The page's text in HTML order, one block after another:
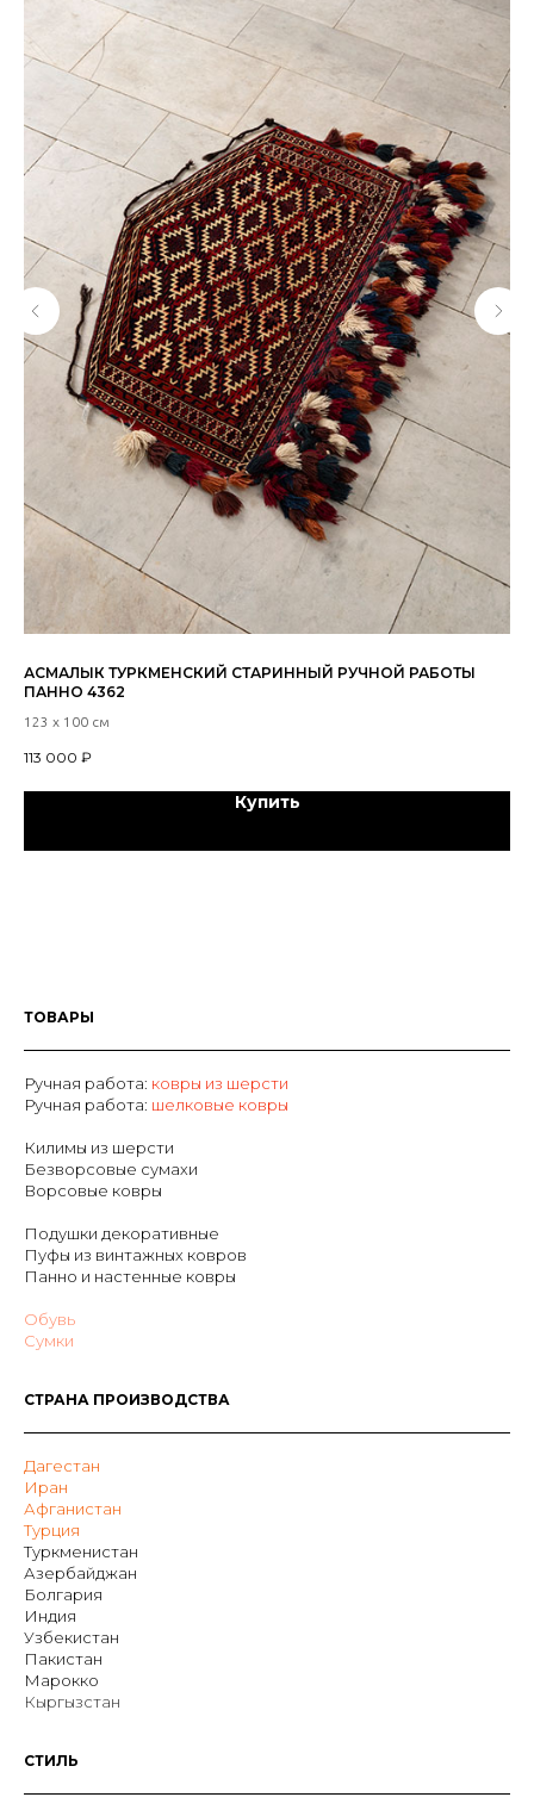
АСМАЛЫК ТУРКМЕНСКИЙ СТАРИННЫЙ РУЧНОЙ РАБОТЫ
ПАННО 4362
123 х 100 см
113 000 ₽
Купить
ТОВАРЫ
Ручная работа: ковры из шерсти
Ручная работа: шелковые ковры
Килимы из шерсти
Безворсовые сумахи
Ворсовые ковры
Подушки декоративные
Пуфы из винтажных ковров
Панно и настенные ковры
Обувь
Сумки
СТРАНА ПРОИЗВОДСТВА
Дагестан
Иран
Афганистан
Турция
Туркменистан
Азербайджан
Болгария
Индия
Узбекистан
Пакистан
Марокко
Кыргызстан
СТИЛЬ